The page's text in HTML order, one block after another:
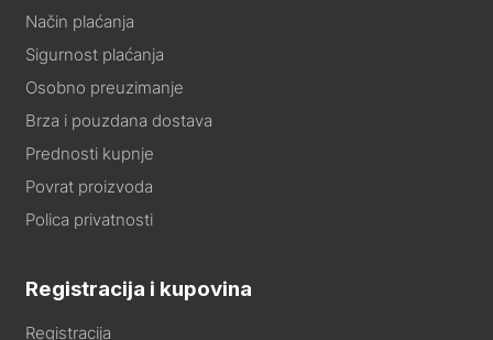
Način plaćanja
Sigurnost plaćanja
Osobno preuzimanje
Brza i pouzdana dostava
Prednosti kupnje
Povrat proizvoda
Polica privatnosti
Registracija i kupovina
Registracija